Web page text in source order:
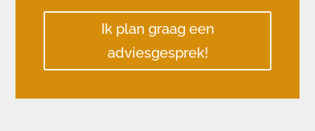
Ik plan graag een
adviesgesprek!